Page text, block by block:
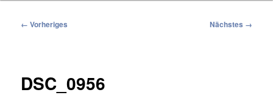
springen
Bilder-
← Vorheriges Nächstes →
DSC_0956